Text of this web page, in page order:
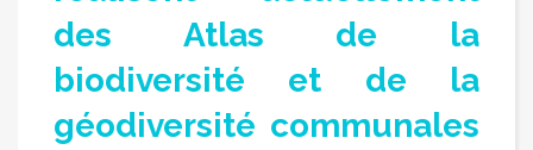
des Atlas de la
biodiversité et de la
géodiversité communales